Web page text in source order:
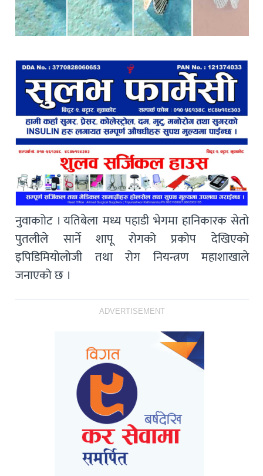
नुवाकाोट । यतिबेला मध्य पहाडी भेगमा हानिकारक सेतो
पुतलीले सार्ने शापू रोगको प्रकोप देखिएको
इपिडिमियोलोजी तथा रोग नियन्त्रण महाशाखाले
जनाएको छ ।
ADVERTISEMENT